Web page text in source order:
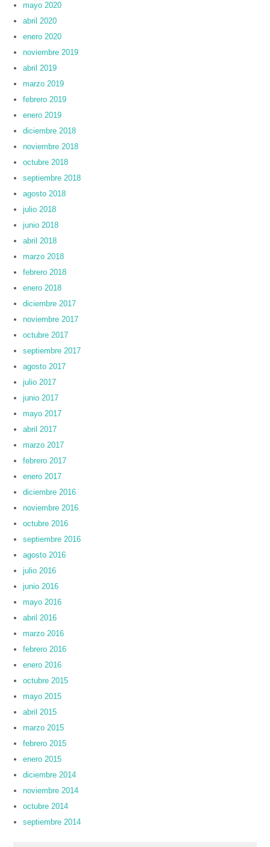
mayo 2020
abril 2020
enero 2020
noviembre 2019
abril 2019
marzo 2019
febrero 2019
enero 2019
diciembre 2018
noviembre 2018
octubre 2018
septiembre 2018
agosto 2018
julio 2018
junio 2018
abril 2018
marzo 2018
febrero 2018
enero 2018
diciembre 2017
noviembre 2017
octubre 2017
septiembre 2017
agosto 2017
julio 2017
junio 2017
mayo 2017
abril 2017
marzo 2017
febrero 2017
enero 2017
diciembre 2016
noviembre 2016
octubre 2016
septiembre 2016
agosto 2016
julio 2016
junio 2016
mayo 2016
abril 2016
marzo 2016
febrero 2016
enero 2016
octubre 2015
mayo 2015
abril 2015
marzo 2015
febrero 2015
enero 2015
diciembre 2014
noviembre 2014
octubre 2014
septiembre 2014